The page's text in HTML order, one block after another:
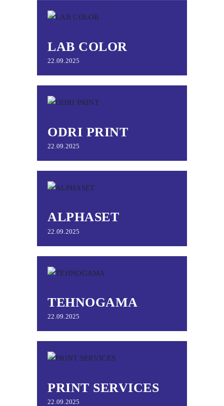
LAB COLOR
22.09.2025
ODRI PRINT
22.09.2025
ALPHASET
22.09.2025
TEHNOGAMA
22.09.2025
PRINT SERVICES
22.09.2025